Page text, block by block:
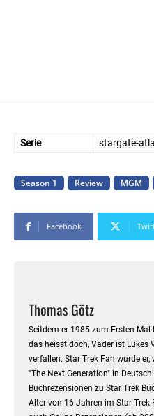
Serie stargate-
Season 1 Review MGM
Facebook
Thomas Götz
Seitdem er 1985 zum Ersten
das heisst doch, Vader ist Lukes
verfallen. Star Trek Fan wurde
"The Next Generation" in
Buchrezensionen zu Star Trek
Alter von 16 Jahren im Star Trek